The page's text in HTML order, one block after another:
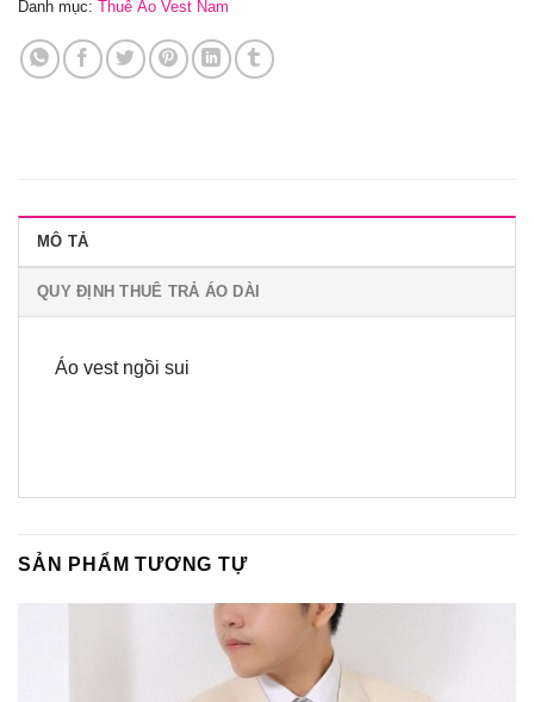
Danh mục: Thuê Áo Vest Nam
MÔ TẢ
QUY ĐỊNH THUÊ TRẢ ÁO DÀI
Áo vest ngồi sui
SẢN PHẨM TƯƠNG TỰ